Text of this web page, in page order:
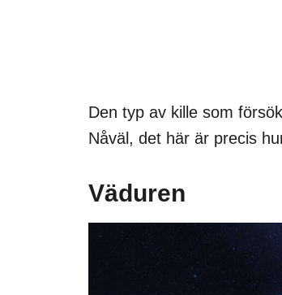
Den typ av kille som
Nåväl, det här är precis
Väduren